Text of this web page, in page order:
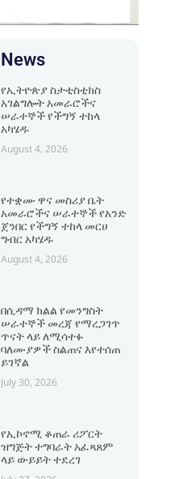
News
የኢትዮጵያ ስታቲስቲክስ
አገልግሎት አመራሮችና
ሠራተኞች የችግኝ ተከላ
አካሄዱ
August 4, 2026
የተቋሙ ዋና መስሪያ ቤት
አመራሮችና ሠራተኞች የአንድ
ጀንበር የችግኝ ተከላ መርሀ
ግብር አካሄዱ
August 4, 2026
በሲዳማ ክልል የመንግስት
ሠራተኞች መረጃ የማረጋገጥ
ጥናት ላይ ለሚሳተፉ
ባለሙያዎች ስልጠና እየተሰጠ
ይገኛል
July 30, 2026
የኢኮኖሚ ቆጠራ ሪፖርት
ዝግጅት ተግባራት አፈጻጸም
ላይ ውይይት ተደረገ